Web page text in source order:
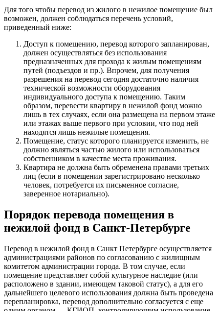
Для того чтобы перевод из жилого в нежилое помещение был
возможен, должен соблюдаться перечень условий,
приведенный ниже:
Доступ к помещению, перевод которого запланирован,
должен осуществляться без использования
предназначенных для прохода к жилым помещениям
путей (подъездов и пр.). Впрочем, для получения
разрешения на перевод сегодня достаточно наличия
технической возможности оборудования
индивидуального доступа к помещению. Таким
образом, перевести квартиру в нежилой фонд можно
лишь в тех случаях, если она размещена на первом этаже
или этажах выше первого при условии, что под ней
находятся лишь нежилые помещения.
Помещение, статус которого планируется изменить, не
должно являться частью жилого или использоваться
собственником в качестве места проживания.
Квартира не должна быть обременена правами третьих
лиц (если в помещении зарегистрировано несколько
человек, потребуется их письменное согласие,
заверенное нотариально).
Порядок перевода помещения в
нежилой фонд в Санкт-Петербурге
Перевод в нежилой фонд в Санкт Петербурге осуществляется
администрациями районов по согласованию с жилищным
комитетом администрации города. В том случае, если
помещение представляет собой культурное наследие (или
расположено в здании, имеющем таковой статус), а для его
дальнейшего целевого использования должна быть проведена
перепланировка, перевод дополнительно согласуется с еще